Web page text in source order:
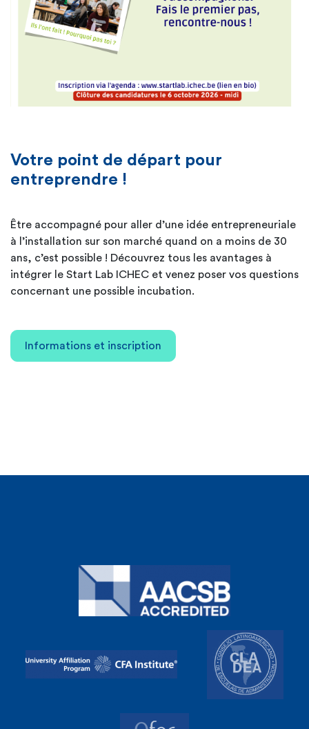
Votre point de départ pour
entreprendre !
Être accompagné pour aller d’une idée entrepreneuriale
à l’installation sur son marché quand on a moins de 30
ans, c’est possible ! Découvrez tous les avantages à
intégrer le Start Lab ICHEC et venez poser vos questions
concernant une possible incubation.
Informations et inscription